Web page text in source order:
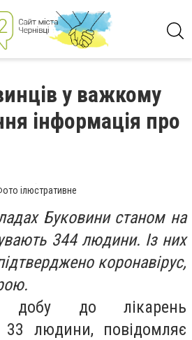
у важкому
інформація про
ілюстративне
Буковини станом на
344 людини. Із них
коронавірус,
до лікарень
33 людини, повідомляє